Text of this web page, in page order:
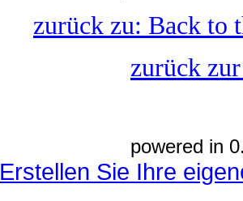
zurück zu: Back to
zurück
powered in
Erstellen Sie Ihre